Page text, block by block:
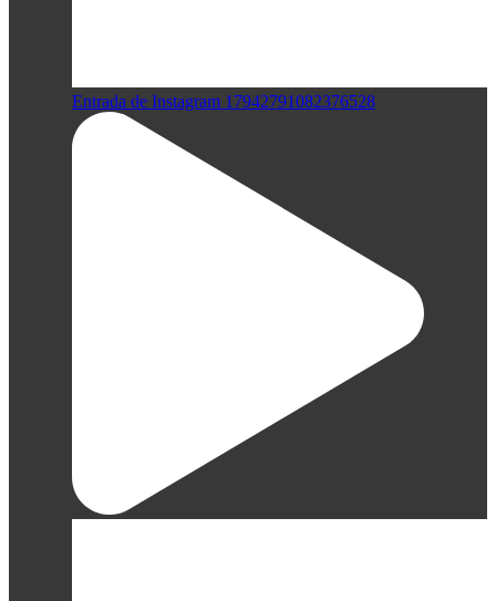
Entrada de Instagram 17942791082376528